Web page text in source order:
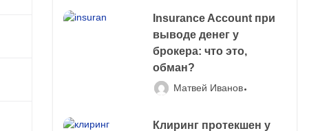
Insurance Account при
выводе денег у
брокера: что это,
обман?
Матвей Иванов
Клиринг протекшен у